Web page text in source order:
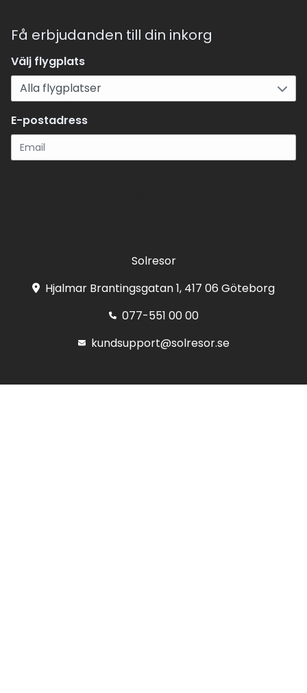
Få erbjudanden till din inkorg
Välj flygplats
E-postadress
Solresor
Hjalmar Brantingsgatan 1, 417 06 Göteborg
077-551 00 00
kundsupport@solresor.se